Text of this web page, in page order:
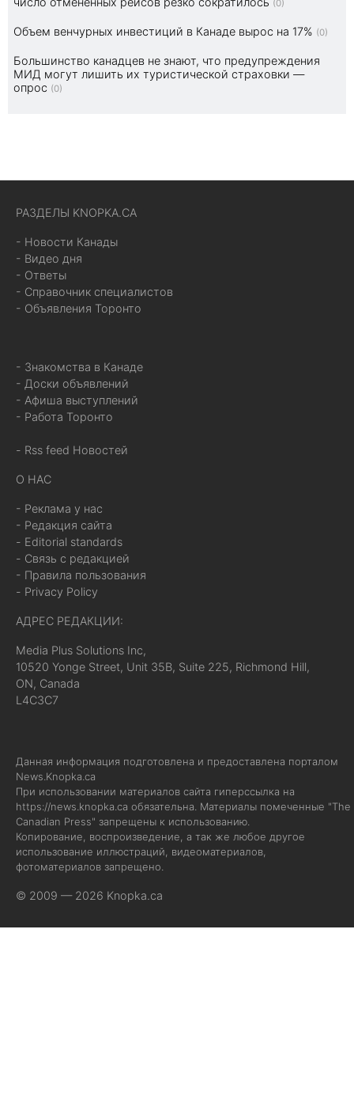
(0)
Объем венчурных инвестиций в Канаде вырос на 17% (0)
Большинство канадцев не знают, что предупреждения
МИД могут лишить их туристической страховки —
опрос (0)
РАЗДЕЛЫ KNOPKA.CA
- Новости Канады
- Видео дня
- Ответы
- Справочник специалистов
- Объявления Торонто
- Знакомства в Канаде
- Доски объявлений
- Афиша выступлений
- Работа Торонто
- Rss feed Новостей
О НАС
- Реклама у нас
- Редакция сайта
- Editorial standards
- Связь с редакцией
- Правила пользования
- Privacy Policy
АДРЕС РЕДАКЦИИ:
Media Plus Solutions Inc,
10520 Yonge Street, Unit 35B, Suite 225, Richmond Hill,
ON, Canada
L4C3C7
Данная информация подготовлена и предоставлена порталом
News.Knopka.ca
При использовании материалов сайта гиперссылка на
https://news.knopka.ca обязательна. Материалы помеченные "The
Canadian Press" запрещены к использованию.
Копирование, воспроизведение, а так же любое другое
использование иллюстраций, видеоматериалов,
фотоматериалов запрещено.
© 2009 — 2026 Knopka.ca